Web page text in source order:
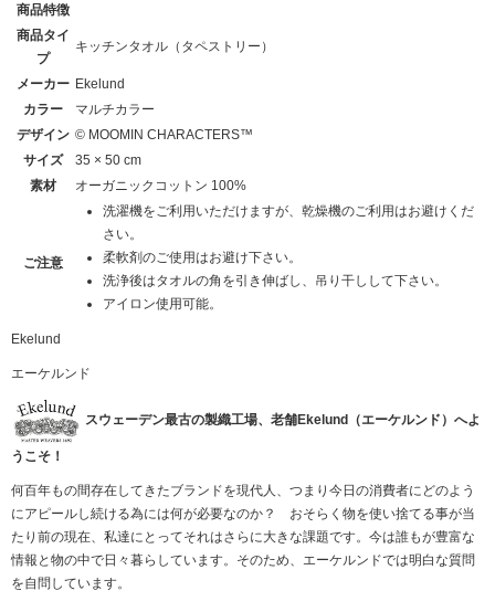
商品特徴
商品タイ
プ
キッチンタオル（タペストリー）
メーカー Ekelund
カラー
マルチカラー
デザイン © MOOMIN CHARACTERS™
サイズ
35 × 50 cm
素材
オーガニックコットン 100%
ご注意
洗濯機をご利用いただけますが、乾燥機のご利用はお避けくだ
さい。
柔軟剤のご使用はお避け下さい。
洗浄後はタオルの角を引き伸ばし、吊り干しして下さい。
アイロン使用可能。
Ekelund
エーケルンド
スウェーデン最古の製織工場、老舗Ekelund（エーケルンド）へよ
うこそ！
何百年もの間存在してきたブランドを現代人、つまり今日の消費者にどのよう
にアピールし続ける為には何が必要なのか？ おそらく物を使い捨てる事が当
たり前の現在、私達にとってそれはさらに大きな課題です。今は誰もが豊富な
情報と物の中で日々暮らしています。そのため、エーケルンドでは明白な質問
を自問しています。